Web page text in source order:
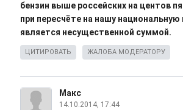
бензин выше россейских на центов
при пересчёте на нашу
является несущественной суммой.
ЦИТИРОВАТЬ ЖАЛОБА МОДЕРАТОРУ
Макс
14.10.2014, 17:44